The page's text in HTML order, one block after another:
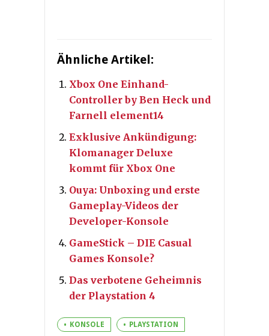
Ähnliche Artikel:
Xbox One Einhand-
Controller by Ben Heck und
Farnell element14
Exklusive Ankündigung:
Klomanager Deluxe
kommt für Xbox One
Ouya: Unboxing und erste
Gameplay-Videos der
Developer-Konsole
GameStick – DIE Casual
Games Konsole?
Das verbotene Geheimnis
der Playstation 4
KONSOLE PLAYSTATION